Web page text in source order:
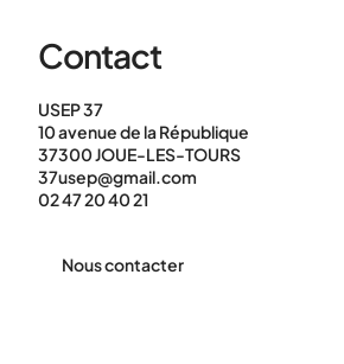
Contact
USEP 37
10 avenue de la République
37300 JOUE-LES-TOURS
37usep@gmail.com
02 47 20 40 21
Nous contacter